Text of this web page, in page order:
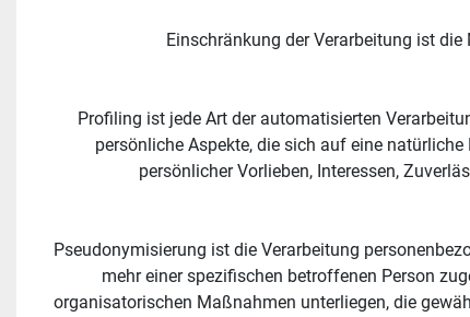
Einschränkung der Verarbeitung ist
Profiling ist jede Art der automatisierten
persönliche Aspekte, die sich auf eine
persönlicher Vorlieben, Interessen,
Pseudonymisierung ist die Verarbeitung
mehr einer spezifischen betroffenen Person
organisatorischen Maßnahmen unterliegen, die